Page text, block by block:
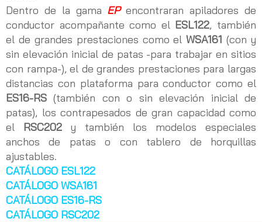
Dentro de la gama EPencontraran apiladores de
conductor acompañante como el ESL122, también
el de grandes prestaciones como elWSA161 (con y
sin elevación inicial de patas -para trabajar en sitios
con rampa-), el de grandes prestaciones para largas
distancias con plataforma para conductor como el
ES16-RS (también con o sin elevación inicial de
patas), los contrapesados de gran capacidad como
el RSC202 y también los modelos especiales
anchos de patas o con tablero de horquillas
ajustables.
CATÁLOGO ESL122
CATÁLOGO WSA161
CATÁLOGO ES16-RS
CATÁLOGO RSC202